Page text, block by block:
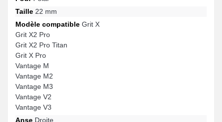
Taille 22 mm
Modèle compatible Grit X
Grit X2 Pro
Grit X2 Pro Titan
Grit X Pro
Vantage M
Vantage M2
Vantage M3
Vantage V2
Vantage V3
Anse Droite